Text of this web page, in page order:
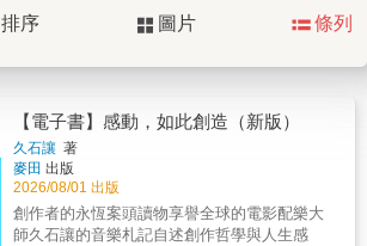
排序 圖片 條列
【電子書】感動，如此創造（新版）
久石讓 著
麥田 出版
2026/08/01 出版
創作者的永恆案頭讀物享譽全球的電影配樂大
師久石讓的音樂札記自述創作哲學與人生感